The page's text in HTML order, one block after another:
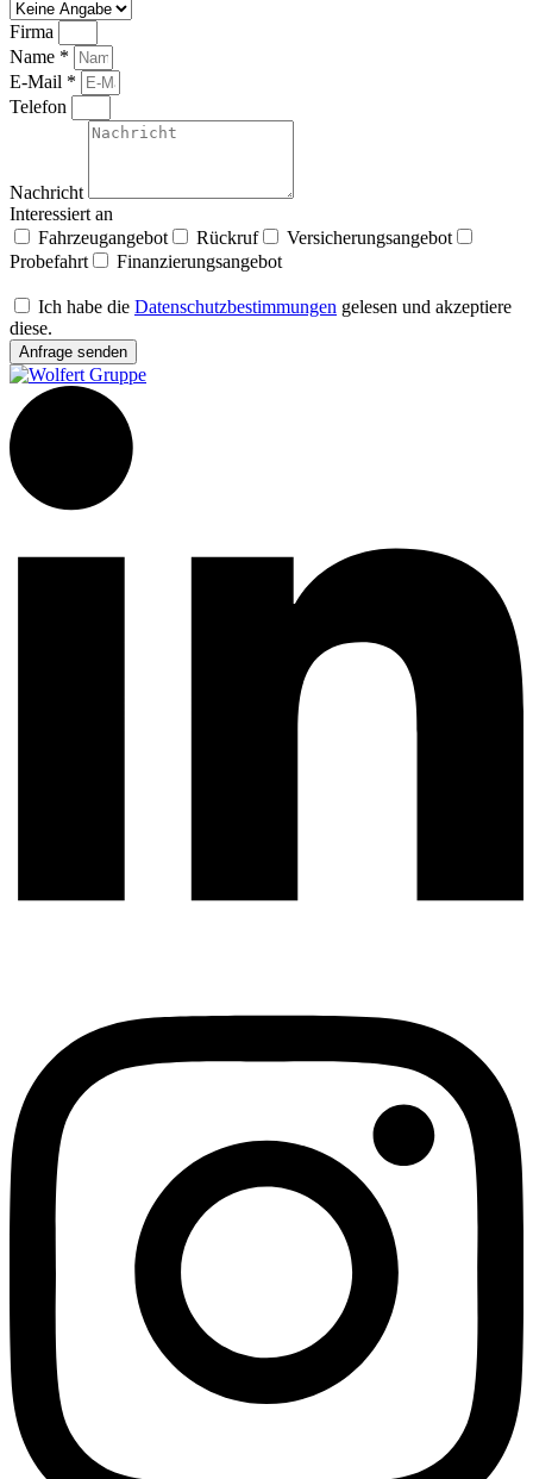
Firma
Name *
E-Mail *
Telefon
Nachricht
Interessiert an
Fahrzeugangebot
Rückruf
Versicherungsangebot
Probefahrt
Finanzierungsangebot
Ich habe die Datenschutzbestimmungen gelesen und akzeptiere
diese.
Anfrage senden